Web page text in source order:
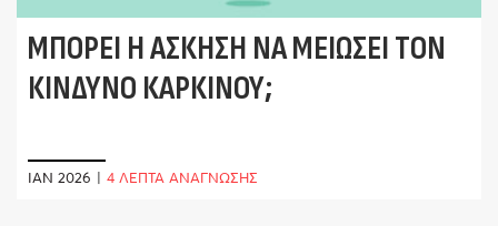
ΜΠΟΡΕΊ Η ΆΣΚΗΣΗ ΝΑ ΜΕΙΏΣΕΙ ΤΟΝ
ΚΊΝΔΥΝΟ ΚΑΡΚΊΝΟΥ;
ΙΑΝ 2026 | 4 ΛΕΠΤΑ ΑΝΑΓΝΩΣΗΣ